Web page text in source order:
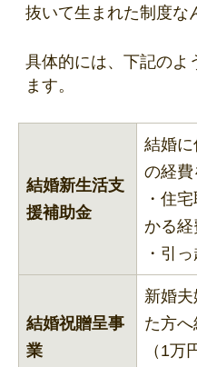
抜いて生まれた制度な
具体的には、下記のよ
ます。
結婚新生活支
援補助金
結婚に
の経費
・住
かる経
・引
結婚祝贈呈事
業
新婚
た方
（1万